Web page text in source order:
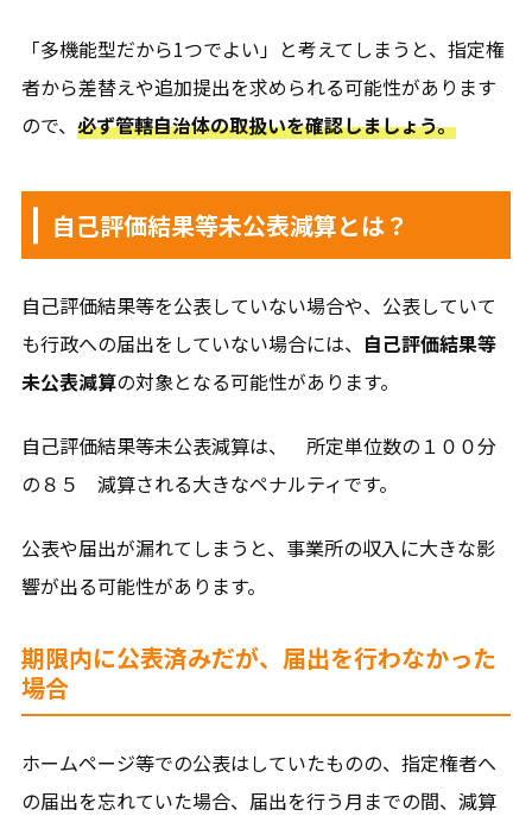
「多機能型だから1つでよい」と考えてしまうと、指定権
者から差替えや追加提出を求められる可能性があります
ので、 必ず管轄自治体の取扱いを確認しましょう。
自己評価結果等未公表減算とは？
自己評価結果等を公表していない場合や、公表していて
も行政への届出をしていない場合には、 自己評価結果等
未公表減算の対象となる可能性があります。
自己評価結果等未公表減算は、 所定単位数の１００分
の８５ 減算される大きなペナルティです。
公表や届出が漏れてしまうと、事業所の収入に大きな影
響が出る可能性があります。
期限内に公表済みだが、届出を行わなかった
場合
ホームページ等での公表はしていたものの、指定権者へ
の届出を忘れていた場合、届出を行う月までの間、減算